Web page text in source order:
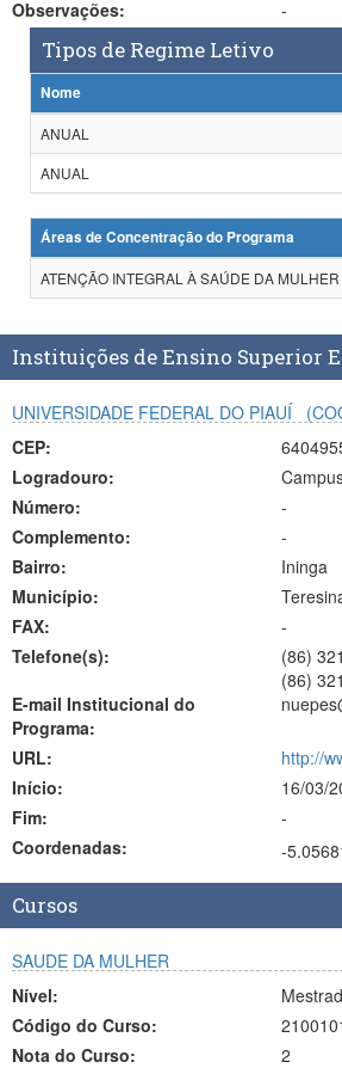
Observações:
-
Tipos de Regime Letivo
Nome
ANUAL
ANUAL
Áreas de Concentração do Programa
ATENÇÃO INTEGRAL À SAÚDE DA MULHER
Instituições de Ensino Superior
UNIVERSIDADE FEDERAL DO PIAUÍ
CEP:
Logradouro:
Número:
-
Complemento:
-
Bairro:
Ininga
Município:
FAX:
-
Telefone(s):
(86)
(86)
E-mail Institucional do
Programa:
URL:
http://
Início:
16/03/
Fim:
-
Coordenadas:
-
Cursos
SAUDE DA MULHER
Nível:
Código do Curso:
Nota do Curso:
2